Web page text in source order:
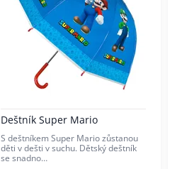
Deštník Super Mario
S deštníkem Super Mario zůstanou
děti v dešti v suchu. Dětský deštník
se snadno…